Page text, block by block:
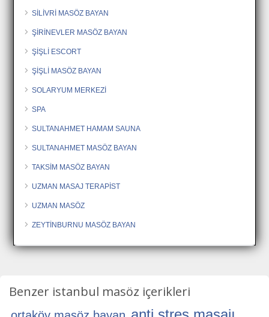
SİLİVRİ MASÖZ BAYAN
ŞİRİNEVLER MASÖZ BAYAN
ŞİŞLİ ESCORT
ŞİŞLİ MASÖZ BAYAN
SOLARYUM MERKEZİ
SPA
SULTANAHMET HAMAM SAUNA
SULTANAHMET MASÖZ BAYAN
TAKSİM MASÖZ BAYAN
UZMAN MASAJ TERAPİST
UZMAN MASÖZ
ZEYTİNBURNU MASÖZ BAYAN
Benzer istanbul masöz içerikleri